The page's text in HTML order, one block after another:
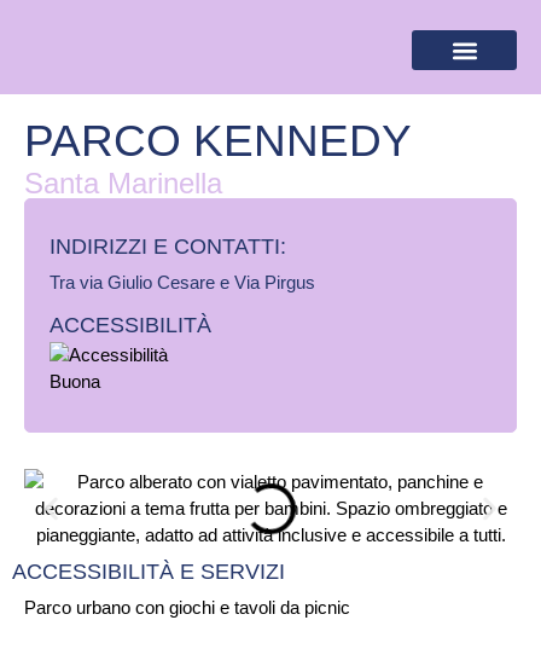
PARCO KENNEDY
Santa Marinella
INDIRIZZI E CONTATTI:​
Tra via Giulio Cesare e Via Pirgus
ACCESSIBILITÀ
Parco urbano con giochi e tavoli da picnic
ACCESSIBILITÀ E SERVIZI